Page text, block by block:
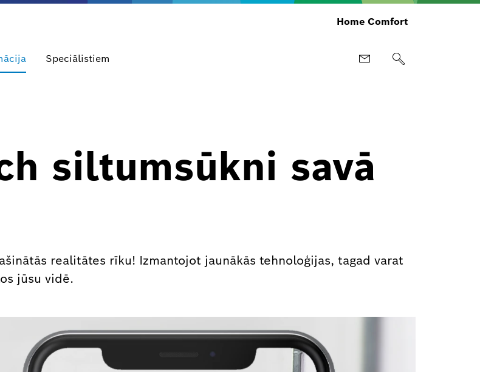
Home Comfort
Speciālistiem
siltumsūkni savā
realitātes rīku! Izmantojot jaunākās tehnoloģijas, tagad varat
jūsu vidē.